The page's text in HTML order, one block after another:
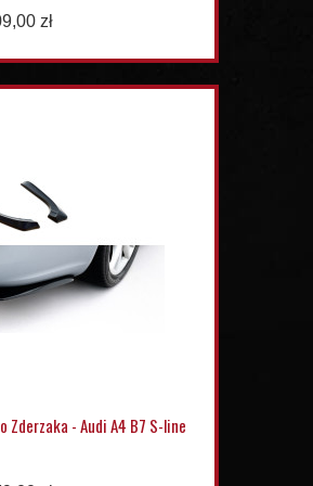
zł
Zderzaka - Audi A4 B7 S-line